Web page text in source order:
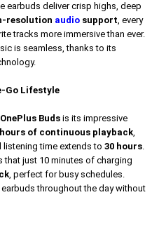
earbuds deliver crisp highs, deep
resolution audio support, every
tracks more immersive than ever.
is seamless, thanks to its
Go Lifestyle
OnePlus Buds is its impressive
of continuous playback,
listening time extends to 30 hours.
that just 10 minutes of charging
, perfect for busy schedules.
throughout the day without